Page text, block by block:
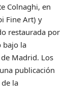
Colnaghi, en
Fine Art) y
restaurada por
bajo la
Madrid. Los
publicación
la